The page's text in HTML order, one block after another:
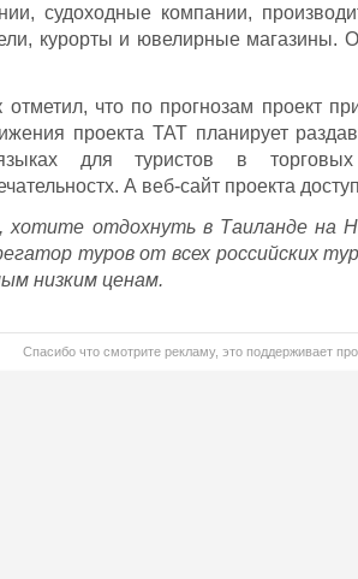
судоходные компании,
курорты и ювелирные магазины.
отметил, что по прогнозам проект
проекта ТАТ планирует
для туристов в
А веб-сайт проекта
хотите отдохнуть в Таиланде на
туров от всех российских
низким ценам.
Спасибо что смотрите рекламу, это поддерживает